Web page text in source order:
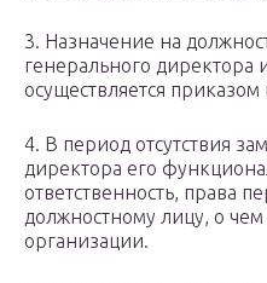
3. Назначение на
генерального директора
осуществляется
4. В период отсутствия
директора его
ответственность, права
должностному лицу, о
организации.